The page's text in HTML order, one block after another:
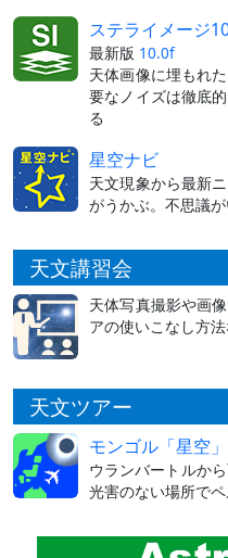
ステライメージ
最新版 10.0f
天体画像に埋もれ
要なノイズは徹底
る
星空ナビ
天文現象から最新
がうかぶ。不思議
天文講習会
天体写真撮影や画
アの使いこなし方
天文ツアー
モンゴル「星空
ウランバートルか
光害のない場所で